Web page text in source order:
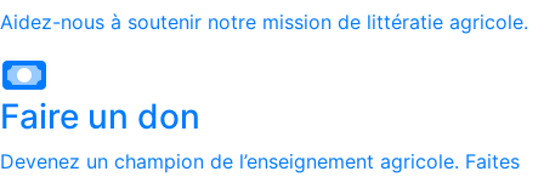
Aidez-nous à soutenir notre mission de littératie agricole.
Faire un don
Devenez un champion de l’enseignement agricole. Faites